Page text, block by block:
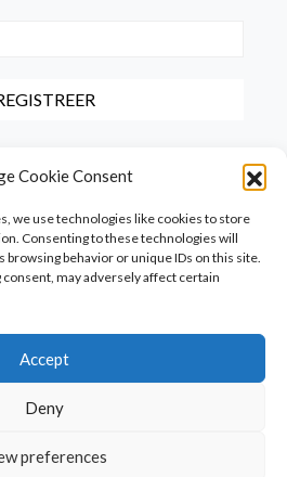
Cookie Consent
we use technologies like cookies to store
Consenting to these technologies will
browsing behavior or unique IDs on this site.
may adversely affect certain
Accept
Deny
preferences
tot de opslag van de via dit
hebt gelezen en hiermee akkoord
PureLiving
2025